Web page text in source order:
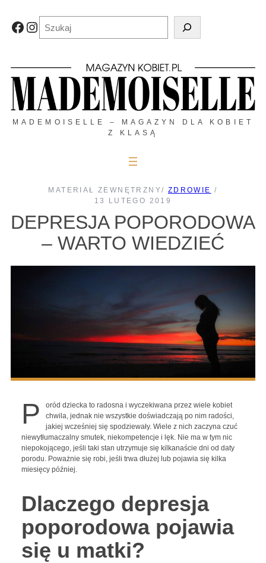
treściFacebook
Instagram
MADEMOISELLE – MAGAZYN DLA KOBIET
Z KLASĄ
MATERIAŁ ZEWNĘTRZNY/ ZDROWIE /
13 LUTEGO 2019
DEPRESJA POPORODOWA
– WARTO WIEDZIEĆ
P
oród dziecka to radosna i wyczekiwana przez wiele kobiet
chwila, jednak nie wszystkie doświadczają po nim radości,
jakiej wcześniej się spodziewały. Wiele z nich zaczyna czuć
niewytłumaczalny smutek, niekompetencje i lęk. Nie ma w tym nic
niepokojącego, jeśli taki stan utrzymuje się kilkanaście dni od daty
porodu. Poważnie się robi, jeśli trwa dłużej lub pojawia się kilka
miesięcy później.
Dlaczego depresja
poporodowa pojawia
się u matki?